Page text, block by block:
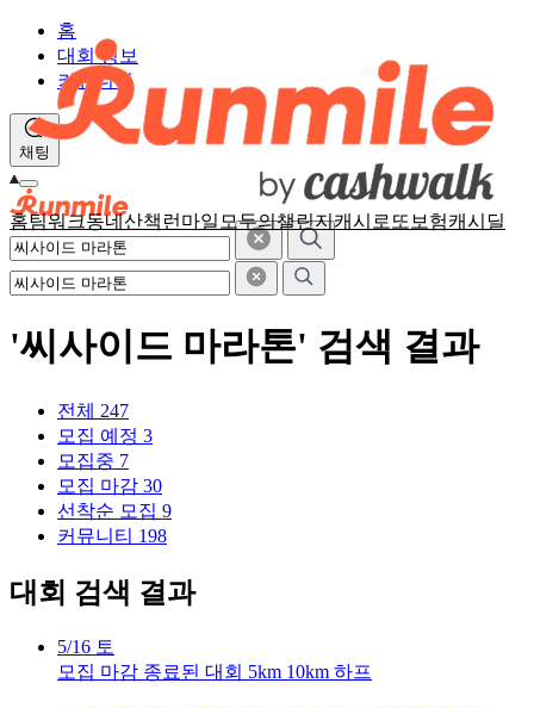
홈팀워크동네산책 런마일 모두의챌린지캐시로또 보험캐시딜
홈
대회 정보
커뮤니티
채팅
'씨사이드 마라톤' 검색 결과
전체 247
모집 예정 3
모집중 7
모집 마감 30
선착순 모집 9
커뮤니티 198
대회 검색 결과
5/16 토
모집 마감 종료된 대회 5km 10km 하프